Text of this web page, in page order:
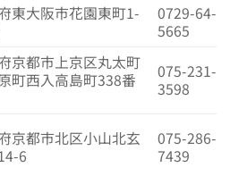
東大阪市花園東町1-
0729-64-
5665
京都市上京区丸太町
町西入高島町338番
075-231-
3598
京都市北区小山北玄
6
075-286-
7439